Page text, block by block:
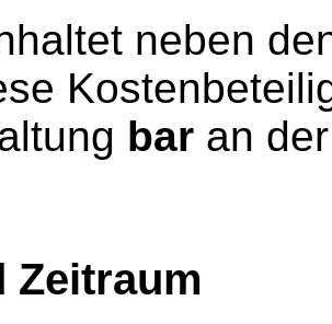
neben
bar an
Zeitraum